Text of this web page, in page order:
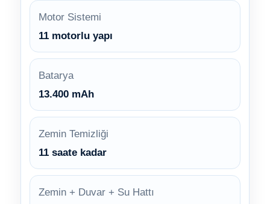
Motor Sistemi
11 motorlu yapı
Batarya
13.400 mAh
Zemin Temizliği
11 saate kadar
Zemin + Duvar + Su Hattı